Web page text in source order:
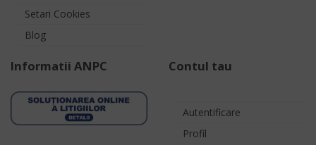
Setari Cookies
Blog
Informatii ANPC Contul tau
Autentificare
Profil